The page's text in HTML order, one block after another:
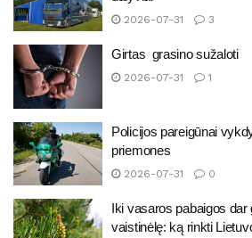
2026-07-31 3
Girtas grasino sužaloti
2026-07-31 1
Policijos pareigūnai
priemones
2026-07-31 0
Iki vasaros pabaigos
vaistinėlę: ką rinkti